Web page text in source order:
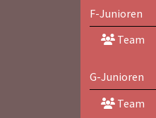
F-Junioren
Team
G-Junioren
Team